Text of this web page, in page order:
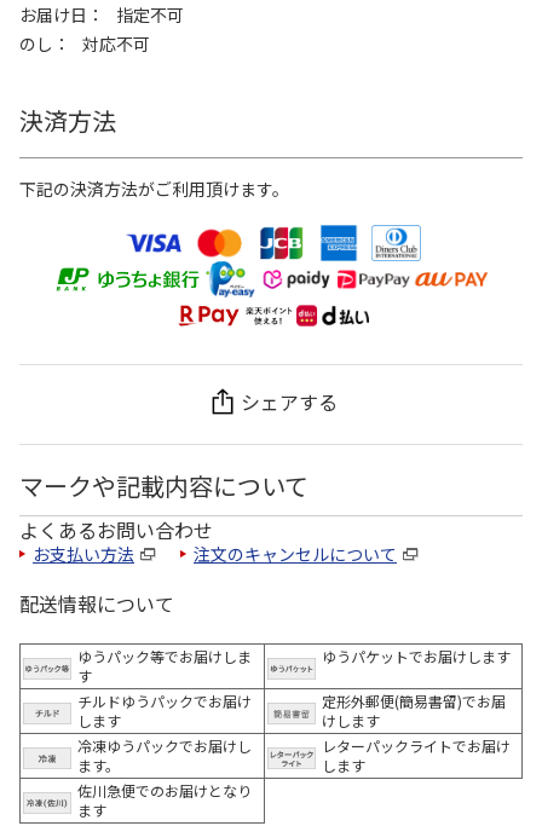
お届け日
指定不可
のし
対応不可
決済方法
下記の決済方法がご利用頂けます。
シェアする
マークや記載内容について
よくあるお問い合わせ
お支払い方法 注文のキャンセルについて
配送情報について
ゆうパック等でお届けしま
す
ゆうパケットでお届けします
チルドゆうパックでお届け
します
定形外郵便(簡易書留)でお届
けします
冷凍ゆうパックでお届けし
ます。
レターパックライトでお届け
します
佐川急便でのお届けとなり
ます